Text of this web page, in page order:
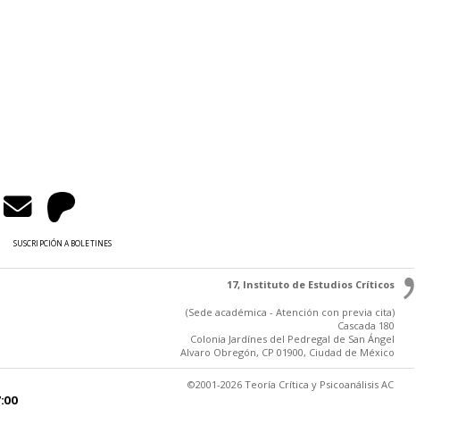
SUSCRIPCIÓN A BOLETINES
17, Instituto de Estudios Críticos
(Sede académica - Atención con previa cita)
Cascada 180
Colonia Jardínes del Pedregal de San Ángel
Alvaro Obregón, CP 01900, Ciudad de México
©2001-2026 Teoría Crítica y Psicoanálisis AC